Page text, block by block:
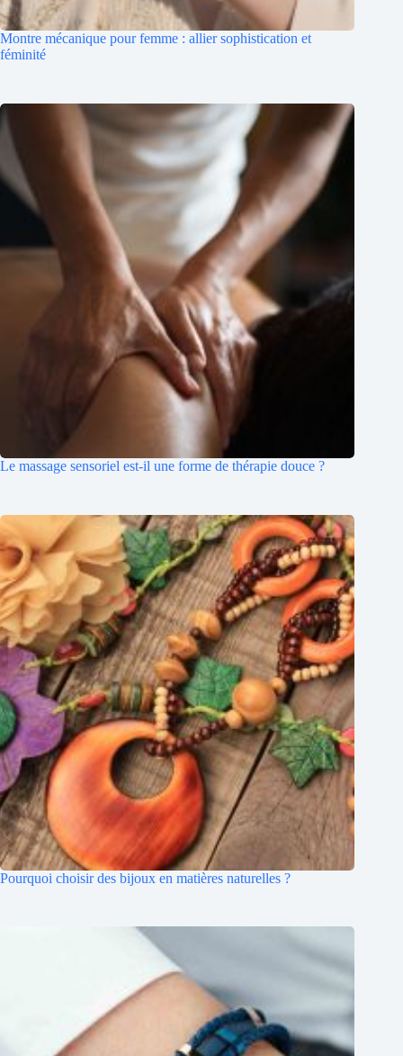
Montre mécanique pour femme : allier sophistication et
féminité
Le massage sensoriel est-il une forme de thérapie douce ?
Pourquoi choisir des bijoux en matières naturelles ?